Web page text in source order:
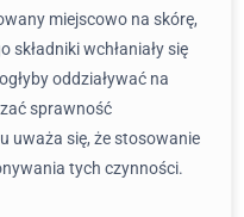
miejscowo na skórę,
składniki wchłaniały się
oddziaływać na
sprawność
uważa się, że stosowanie
tych czynności.